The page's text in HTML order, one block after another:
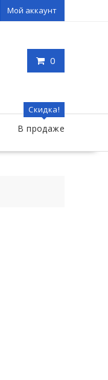
Мой аккаунт
0
Скидка!
В продаже